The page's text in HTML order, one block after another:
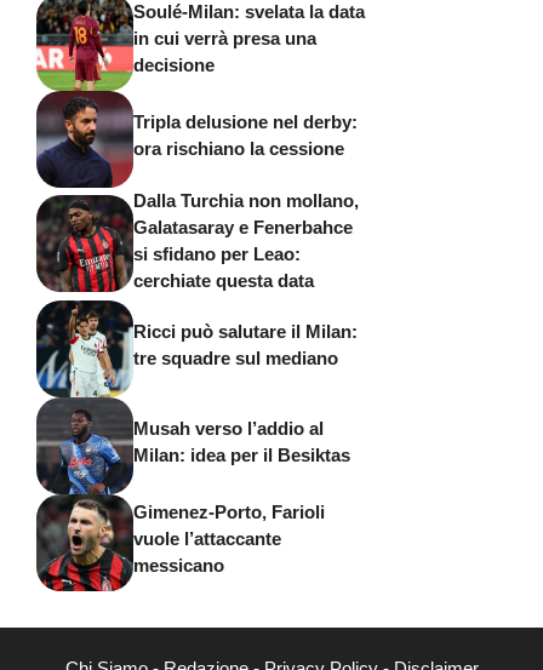
Soulé-Milan: svelata la data
in cui verrà presa una
decisione
Tripla delusione nel derby:
ora rischiano la cessione
Dalla Turchia non mollano,
Galatasaray e Fenerbahce
si sfidano per Leao:
cerchiate questa data
Ricci può salutare il Milan:
tre squadre sul mediano
Musah verso l’addio al
Milan: idea per il Besiktas
Gimenez-Porto, Farioli
vuole l’attaccante
messicano